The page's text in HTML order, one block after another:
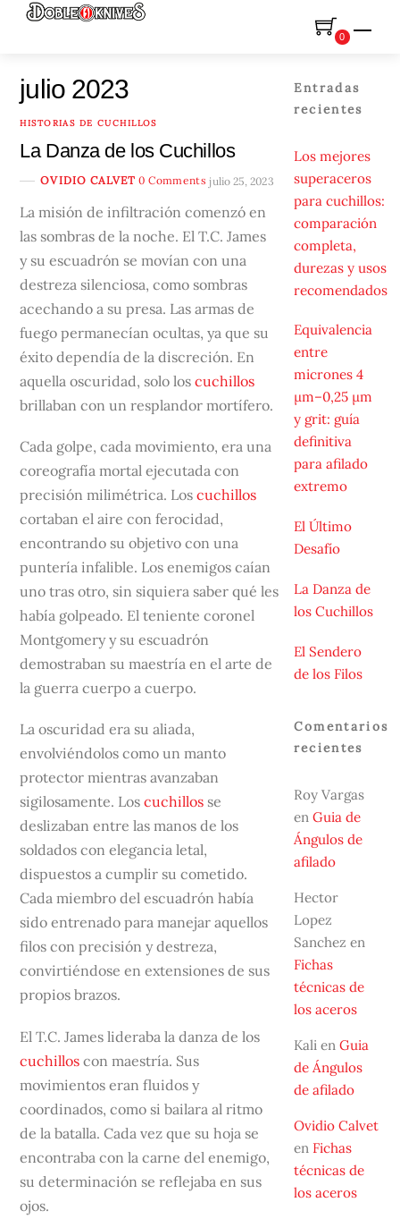
Skip
0
julio 2023
HISTORIAS DE CUCHILLOS
La Danza de los Cuchillos
OVIDIO CALVET 0 Comments julio 25, 2023
La misión de infiltración comenzó en
las sombras de la noche. El T.C. James
y su escuadrón se movían con una
destreza silenciosa, como sombras
acechando a su presa. Las armas de
fuego permanecían ocultas, ya que su
éxito dependía de la discreción. En
aquella oscuridad, solo loscuchillos
brillaban con un resplandor mortífero.
Cada golpe, cada movimiento, era una
coreografía mortal ejecutada con
precisión milimétrica. Loscuchillos
cortaban el aire con ferocidad,
encontrando su objetivo con una
puntería infalible. Los enemigos caían
uno tras otro, sin siquiera saber qué les
había golpeado. El teniente coronel
Montgomery y su escuadrón
demostraban su maestría en el arte de
la guerra cuerpo a cuerpo.
La oscuridad era su aliada,
envolviéndolos como un manto
protector mientras avanzaban
sigilosamente. Loscuchillos se
deslizaban entre las manos de los
soldados con elegancia letal,
dispuestos a cumplir su cometido.
Cada miembro del escuadrón había
sido entrenado para manejar aquellos
filos con precisión y destreza,
convirtiéndose en extensiones de sus
propios brazos.
El T.C. James lideraba la danza de los
cuchillos con maestría. Sus
movimientos eran fluidos y
coordinados, como si bailara al ritmo
de la batalla. Cada vez que su hoja se
encontraba con la carne del enemigo,
su determinación se reflejaba en sus
ojos.
Entradas
recientes
Los mejores
superaceros
para cuchillos:
comparación
completa,
durezas y usos
recomendados
Equivalencia
entre
micrones 4
µm–0,25 µm
y grit: guía
definitiva
para afilado
extremo
El Último
Desafío
La Danza de
los Cuchillos
El Sendero
de los Filos
Comentarios
recientes
Roy Vargas
en Guia de
Ángulos de
afilado
Hector
Lopez
Sanchez en
Fichas
técnicas de
los aceros
Kalien Guia
de Ángulos
de afilado
Ovidio Calvet
en Fichas
técnicas de
los aceros